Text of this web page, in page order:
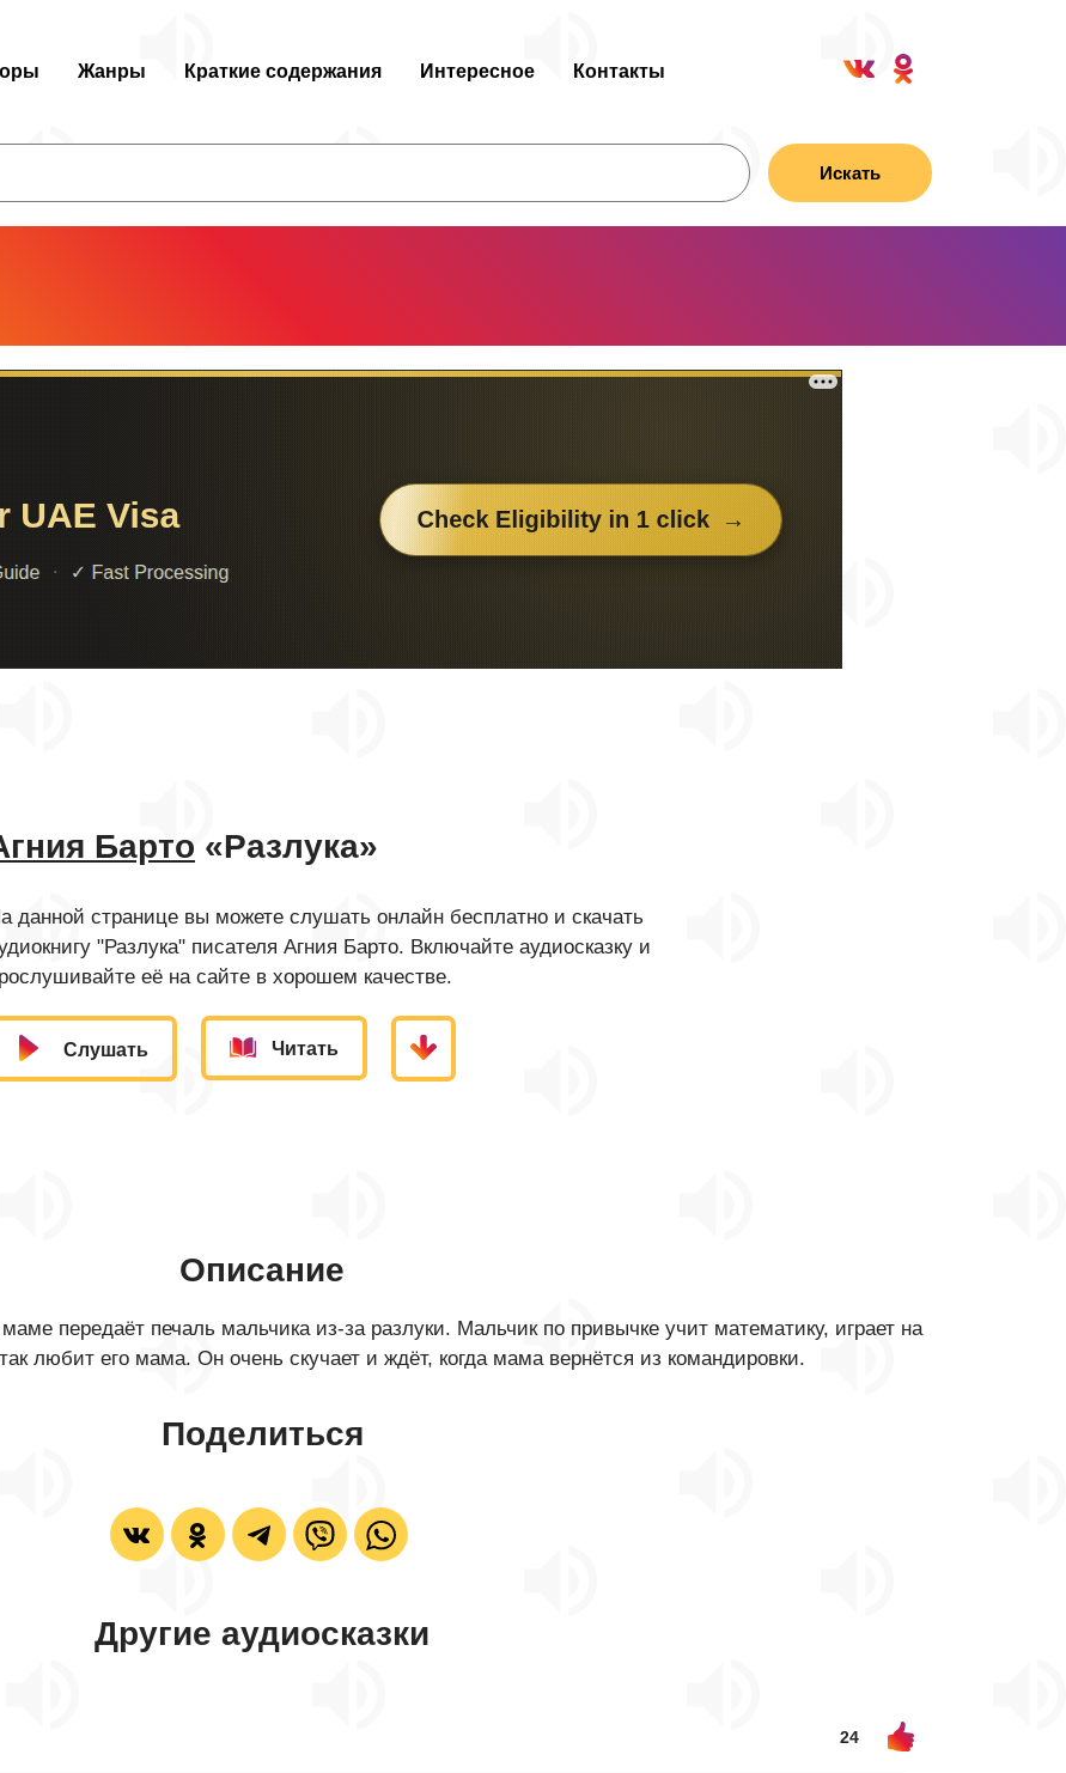
Жанры Краткие содержания Интересное Контакты
Искать
Барто «Разлука»
данной странице вы можете слушать онлайн бесплатно и скачать
"Разлука" писателя Агния Барто. Включайте аудиосказку и
её на сайте в хорошем качестве.
Слушать Читать
Описание
передаёт печаль мальчика из-за разлуки. Мальчик по привычке учит математику, играет на
любит его мама. Он очень скучает и ждёт, когда мама вернётся из командировки.
Поделиться
Другие аудиосказки
24